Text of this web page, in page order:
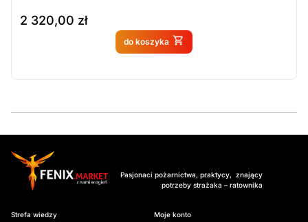
2 320,00 zł
do koszyka
Produkt dostępny na
Pasjonaci pożarnictwa, praktycy, znający
potrzeby strażaka – ratownika
Strefa wiedzy Moje konto